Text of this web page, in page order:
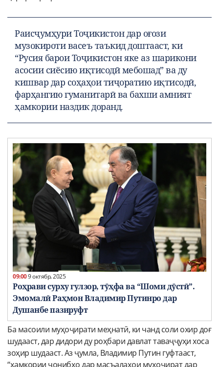
Раисҷумҳури Тоҷикистон дар оғози
музокироти васеъ таъкид доштааст, ки
“Русия барои Тоҷикистон яке аз шарикони
асосии сиёсию иқтисодӣ мебошад” ва ду
кишвар дар соҳаҳои тиҷоратию иқтисодӣ,
фарҳангию гуманитарӣ ва бахши амният
ҳамкории наздик доранд.
09:009 октябр, 2025
Роҳрави сурху гулзор, тӯҳфа ва “Шоми дӯстӣ”.
Эмомалӣ Раҳмон Владимир Путинро дар
Душанбе пазируфт
Ба масоили муҳоҷирати меҳнатӣ, ки чанд соли охир доғ
шудааст, дар дидори ду роҳбари давлат таваҷҷуҳи хоса
зоҳир шудааст. Аз ҷумла, Владимир Путин гуфтааст,
“ҳамкории ҷонибҳо дар масъалаҳои муҳоҷират дар